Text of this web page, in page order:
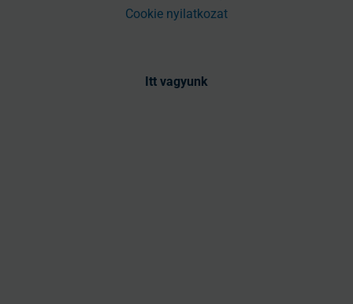
Cookie nyilatkozat
Itt vagyunk